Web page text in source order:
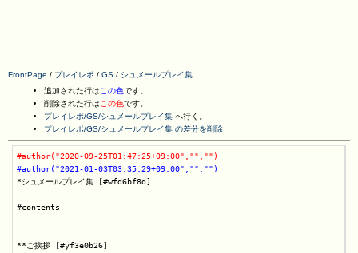
FrontPage / プレイレポ / GS / シュメールプレイ集
追加された行は この色です。
削除された行は この色です。
プレイレポ/GS/シュメールプレイ集 へ行く。
プレイレポ/GS/シュメールプレイ集 の差分を削除
#author("2020-09-25T01:47:25+09:00","","")
#author("2021-01-03T03:35:29+09:00","","")
*シュメールプレイ集 [#wfd6bf8d]
#contents
**ご挨拶 [#yf3e0b26]